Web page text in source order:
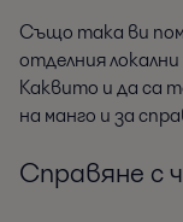
Също така ви
отделния
Каквито и да са
на манго и за
Справяне с